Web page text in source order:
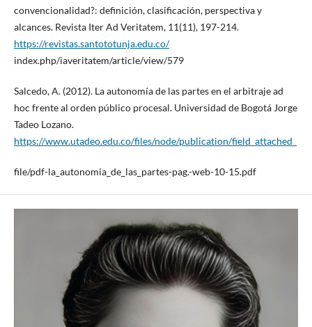
convencionalidad?: definición, clasificación, perspectiva y
alcances. Revista Iter Ad Veritatem, 11(11), 197-214.
https://revistas.santototunja.edu.co/
index.php/iaveritatem/article/view/579
Salcedo, A. (2012). La autonomía de las partes en el arbitraje ad
hoc frente al orden público procesal. Universidad de Bogotá Jorge
Tadeo Lozano.
https://www.utadeo.edu.co/files/node/publication/field_attached_
file/pdf-la_autonomia_de_las_partes-pag.-web-10-15.pdf